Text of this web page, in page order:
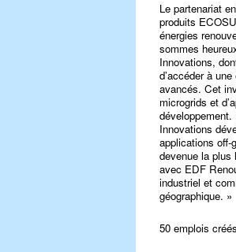
Le partenariat
produits
énergies
sommes
Innovations,
d’accéder à
avancés. Cet
microgrids et
Innovations
applications off-
devenue la
avec EDF
industriel et
géographique. »
50 emplois